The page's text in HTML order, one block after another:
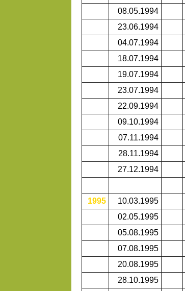
08.05.1994
23.06.1994
04.07.1994
18.07.1994
19.07.1994
23.07.1994
22.09.1994
09.10.1994
07.11.1994
28.11.1994
27.12.1994
1995 10.03.1995
02.05.1995
05.08.1995
07.08.1995
20.08.1995
28.10.1995